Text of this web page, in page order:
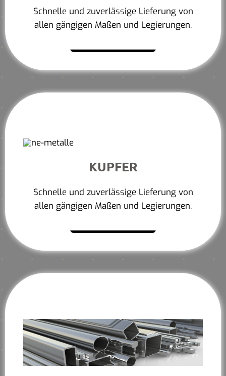
Schnelle und zuverlässige Lieferung von
allen gängigen Maßen und Legierungen.
KUPFER
Schnelle und zuverlässige Lieferung von
allen gängigen Maßen und Legierungen.